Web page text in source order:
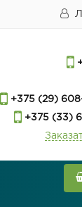
+375 (29)
+375 (33)